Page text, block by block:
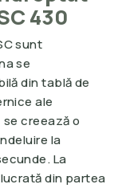
430
sunt
se
din tablă de
ale
creează o
la
La
din partea